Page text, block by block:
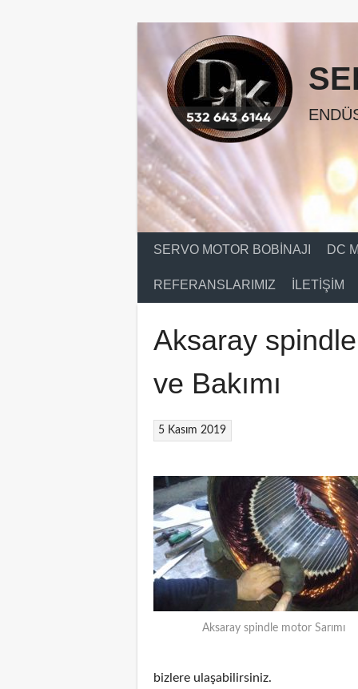
SERVO MOTOR BOBINAJI DC
REFERANSLARIMIZ İLETIŞIM
Aksaray spindle
ve Bakımı
5 Kasım 2019
Aksaray spindle motor Sarımı
bizlere ulaşabilirsiniz.